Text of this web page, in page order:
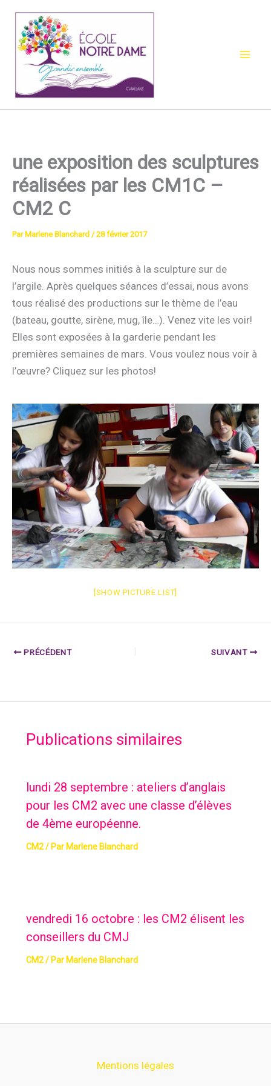
contenu
une exposition des sculptures
réalisées par les CM1C –
CM2 C
Par Marlene Blanchard /28 février 2017
Nous nous sommes initiés à la sculpture sur de
l’argile. Après quelques séances d’essai, nous avons
tous réalisé des productions sur le thème de l’eau
(bateau, goutte, sirène, mug, île…). Venez vite les voir!
Elles sont exposées à la garderie pendant les
premières semaines de mars. Vous voulez nous voir à
l’œuvre? Cliquez sur les photos!
[SHOW PICTURE LIST]
PRÉCÉDENT SUIVANT
Publications similaires
lundi 28 septembre : ateliers d’anglais
pour les CM2 avec une classe d’élèves
de 4ème européenne.
CM2/ Par Marlene Blanchard
vendredi 16 octobre : les CM2 élisent les
conseillers du CMJ
CM2/ Par Marlene Blanchard
Mentions légales